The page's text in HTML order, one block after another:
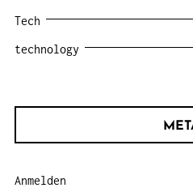
Tech
technology
Anmelden